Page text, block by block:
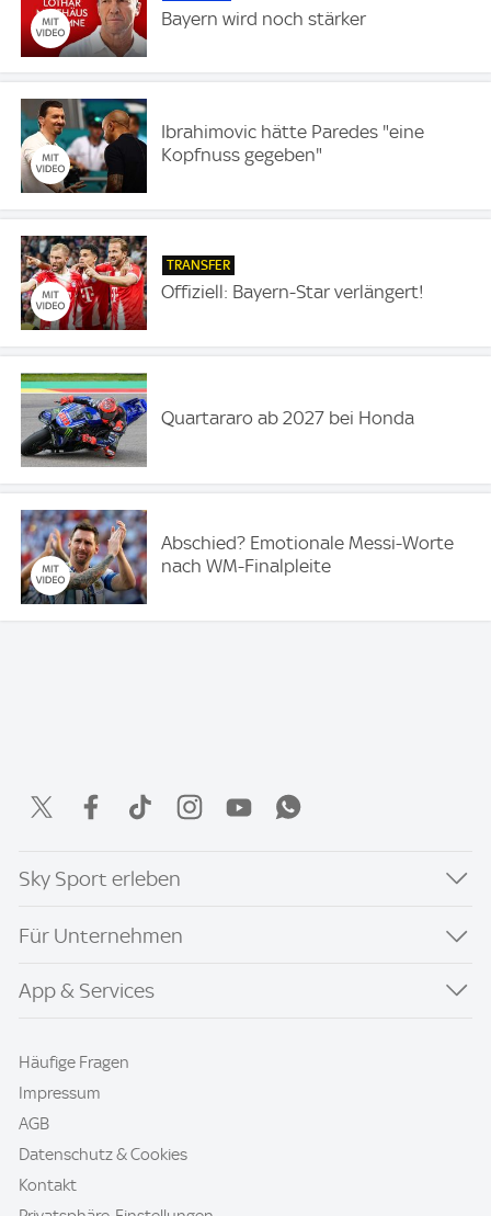
Bayern wird noch stärker
Ibrahimovic hätte Paredes "eine
Kopfnuss gegeben"
TRANSFER
Offiziell: Bayern-Star verlängert!
Quartararo ab 2027 bei Honda
Abschied? Emotionale Messi-Worte
nach WM-Finalpleite
Sky Sport erleben
Für Unternehmen
App & Services
Häufige Fragen
Impressum
AGB
Datenschutz & Cookies
Kontakt